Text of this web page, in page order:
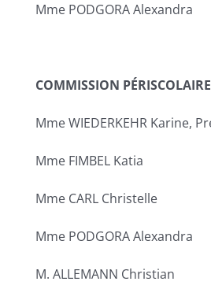
Mme PODGORA Alexandra
COMMISSION PÉRISCOLAIRE
Mme WIEDERKEHR Karine,
Mme FIMBEL Katia
Mme CARL Christelle
Mme PODGORA Alexandra
M. ALLEMANN Christian